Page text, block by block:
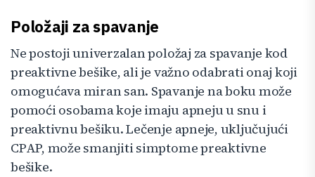
Položaji za spavanje
Ne postoji univerzalan položaj za spavanje kod
preaktivne bešike, ali je važno odabrati onaj koji
omogućava miran san. Spavanje na boku može
pomoći osobama koje imaju apneju u snu i
preaktivnu bešiku. Lečenje apneje, uključujući
CPAP, može smanjiti simptome preaktivne
bešike.